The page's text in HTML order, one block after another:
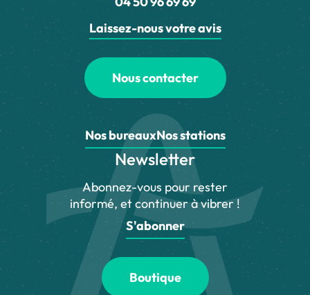
Laissez-nous votre avis
Nous contacter
Nos bureauxNos stations
Newsletter
Abonnez-vous pour rester
informé, et continuer à vibrer !
S'abonner
Boutique